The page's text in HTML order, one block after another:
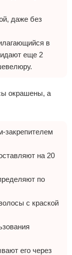
даже без
в
еще 2
окрашены, а
закрепителем
на 20
по
с краской
его через